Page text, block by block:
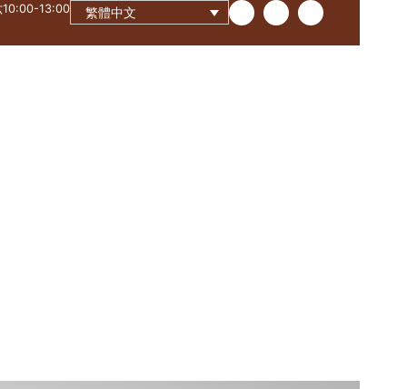
10:00-13:00 繁體中文